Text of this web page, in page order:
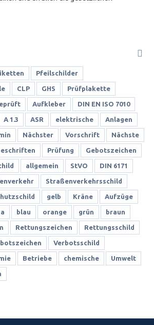
Pfeilschilder
CLP GHS Prüfplakette
Aufkleber DIN EN ISO 7010
A 1.3 ASR elektrische Anlagen
Nächster Vorschrift Nächste
Prüfung Gebotszeichen
allgemein StVO DIN 6171
Straßenverkehrsschild
gelb Kräne Aufzüge
blau orange grün braun
Rettungszeichen Rettungsschild
Verbotsschild
Betriebe chemische Umwelt